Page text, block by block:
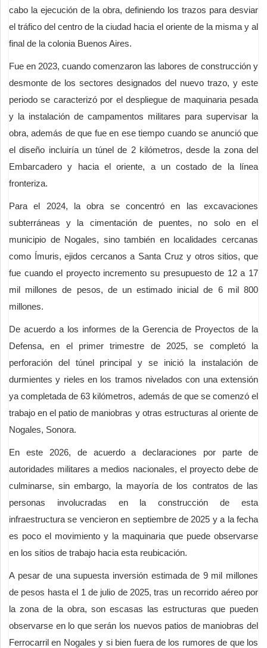
cabo la ejecución de la obra, definiendo los trazos para desviar
el tráfico del centro de la ciudad hacia el oriente de la misma y al
final de la colonia Buenos Aires.
Fue en 2023, cuando comenzaron las labores de construcción y
desmonte de los sectores designados del nuevo trazo, y este
periodo se caracterizó por el despliegue de maquinaria pesada
y la instalación de campamentos militares para supervisar la
obra, además de que fue en ese tiempo cuando se anunció que
el diseño incluiría un túnel de 2 kilómetros, desde la zona del
Embarcadero y hacia el oriente, a un costado de la línea
fronteriza.
Para el 2024, la obra se concentró en las excavaciones
subterráneas y la cimentación de puentes, no solo en el
municipio de Nogales, sino también en localidades cercanas
como Ímuris, ejidos cercanos a Santa Cruz y otros sitios, que
fue cuando el proyecto incremento su presupuesto de 12 a 17
mil millones de pesos, de un estimado inicial de 6 mil 800
millones.
De acuerdo a los informes de la Gerencia de Proyectos de la
Defensa, en el primer trimestre de 2025, se completó la
perforación del túnel principal y se inició la instalación de
durmientes y rieles en los tramos nivelados con una extensión
ya completada de 63 kilómetros, además de que se comenzó el
trabajo en el patio de maniobras y otras estructuras al oriente de
Nogales, Sonora.
En este 2026, de acuerdo a declaraciones por parte de
autoridades militares a medios nacionales, el proyecto debe de
culminarse, sin embargo, la mayoría de los contratos de las
personas involucradas en la construcción de esta
infraestructura se vencieron en septiembre de 2025 y a la fecha
es poco el movimiento y la maquinaria que puede observarse
en los sitios de trabajo hacia esta reubicación.
A pesar de una supuesta inversión estimada de 9 mil millones
de pesos hasta el 1 de julio de 2025, tras un recorrido aéreo por
la zona de la obra, son escasas las estructuras que pueden
observarse en lo que serán los nuevos patios de maniobras del
Ferrocarril en Nogales y si bien fuera de los rumores de que los